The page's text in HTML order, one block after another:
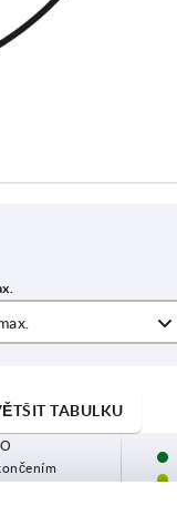
TABULKU